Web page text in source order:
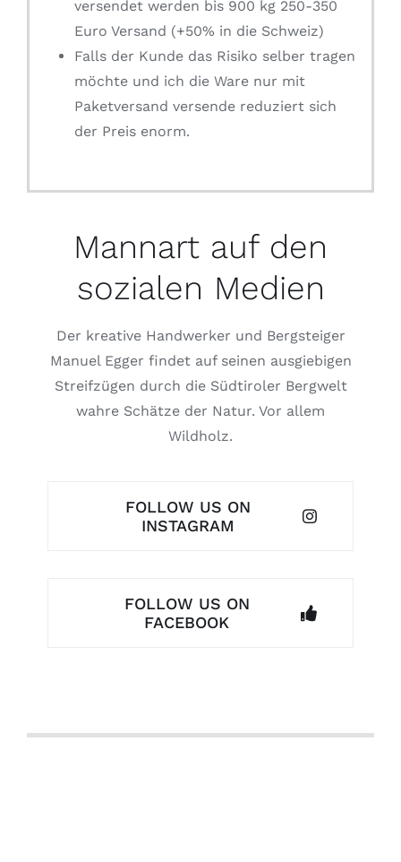
versendet werden bis 900 kg 250-350
Euro Versand (+50% in die Schweiz)
Falls der Kunde das Risiko selber tragen
möchte und ich die Ware nur mit
Paketversand versende reduziert sich
der Preis enorm.
Mannart auf den
sozialen Medien
Der kreative Handwerker und Bergsteiger
Manuel Egger findet auf seinen ausgiebigen
Streifzügen durch die Südtiroler Bergwelt
wahre Schätze der Natur. Vor allem
Wildholz.
FOLLOW US ON
INSTAGRAM
FOLLOW US ON
FACEBOOK